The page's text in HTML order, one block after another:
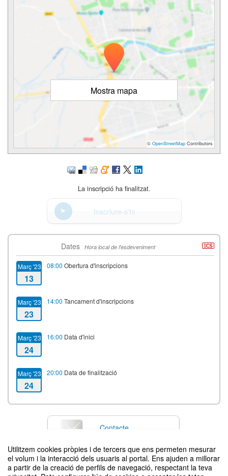
Utilitzem cookies pròpies i de tercers que ens permeten mesurar
el volum i la interacció dels usuaris al portal. Ens ajuden a millorar
a partir de la creació de perfils de navegació, respectant la teva
Mostra mapa
© OpenStreetMap Contributors
La inscripció ha finalitzat.
Inscriure-s'hi
Dates Hora local de l'esdeveniment
Març '23
13
08:00 Obertura d'inscripcions
Març '23
23
14:00 Tancament d'inscripcions
Març '23
24
16:00 Data d'inici
Març '23
24
20:00 Data de finalització
Contacte
Difon el teu esdeveniment posant el codi següent en el teu lloc